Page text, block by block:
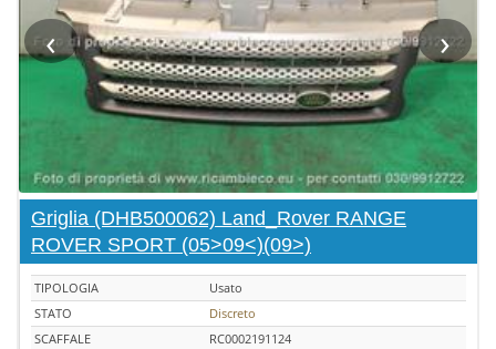
‹ ›
Griglia (DHB500062) Land_Rover RANGE
ROVER SPORT (05>09<)(09>)
TIPOLOGIA
Usato
STATO
Discreto
SCAFFALE
RC0002191124